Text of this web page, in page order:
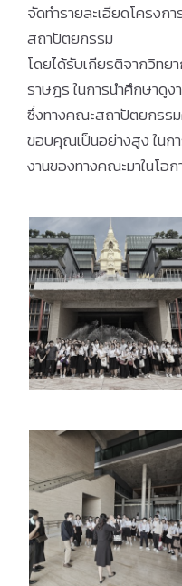
จัดทำรายละเอียดโครงก
สถาปัตยกรรม
โดยได้รับเกียรติจากวิทย
ราษฎร ในการนำศึกษาดูง
ซึ่งทางคณะสถาปัตยกรร
ขอบคุณเป็นอย่างสูง ในกา
งานของทางคณะมาในโอ